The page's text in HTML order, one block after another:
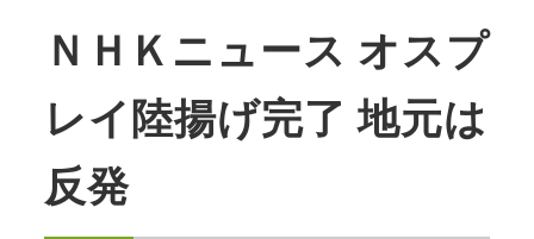
ＮＨＫニュース オスプ
レイ陸揚げ完了 地元は
反発